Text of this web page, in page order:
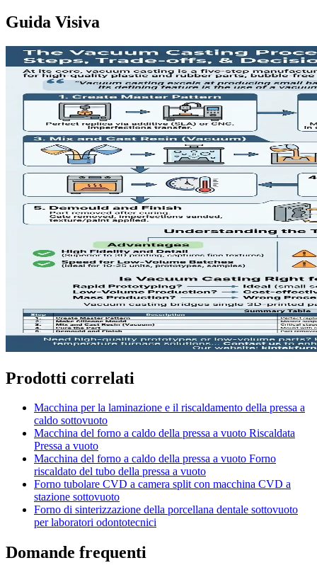
Guida Visiva
Prodotti correlati
Macchina per la laminazione e il riscaldamento della pressa a
caldo sottovuoto
Macchina del forno a caldo della pressa a vuoto Riscaldata
Pressa a vuoto
Macchina del forno a caldo della pressa a vuoto Forno
riscaldato del tubo della pressa a vuoto
Forno tubolare CVD a camera split con macchina CVD a
stazione sottovuoto
Forno di sinterizzazione della porcellana dentale sottovuoto
per laboratori odontotecnici
Domande frequenti